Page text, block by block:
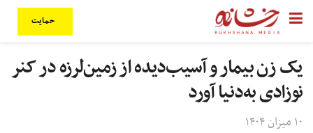
حمایت
یک زن بیمار و آسیب‌دیده از زمین‌لرزه‌ در کنر
نوزادی به‌دنیا آورد
۱۰ میزان ۱۴۰۴